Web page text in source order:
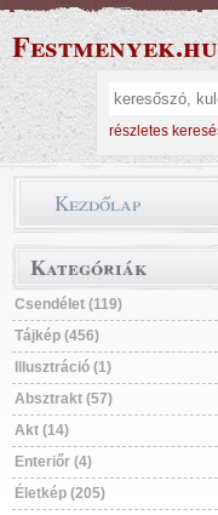
Festmenyek.hu
részletes
Kezdőlap
Kategóriák
Csendélet (119)
Tájkép (456)
Illusztráció (1)
Absztrakt (57)
Akt (14)
Enteriőr (4)
Életkép (205)